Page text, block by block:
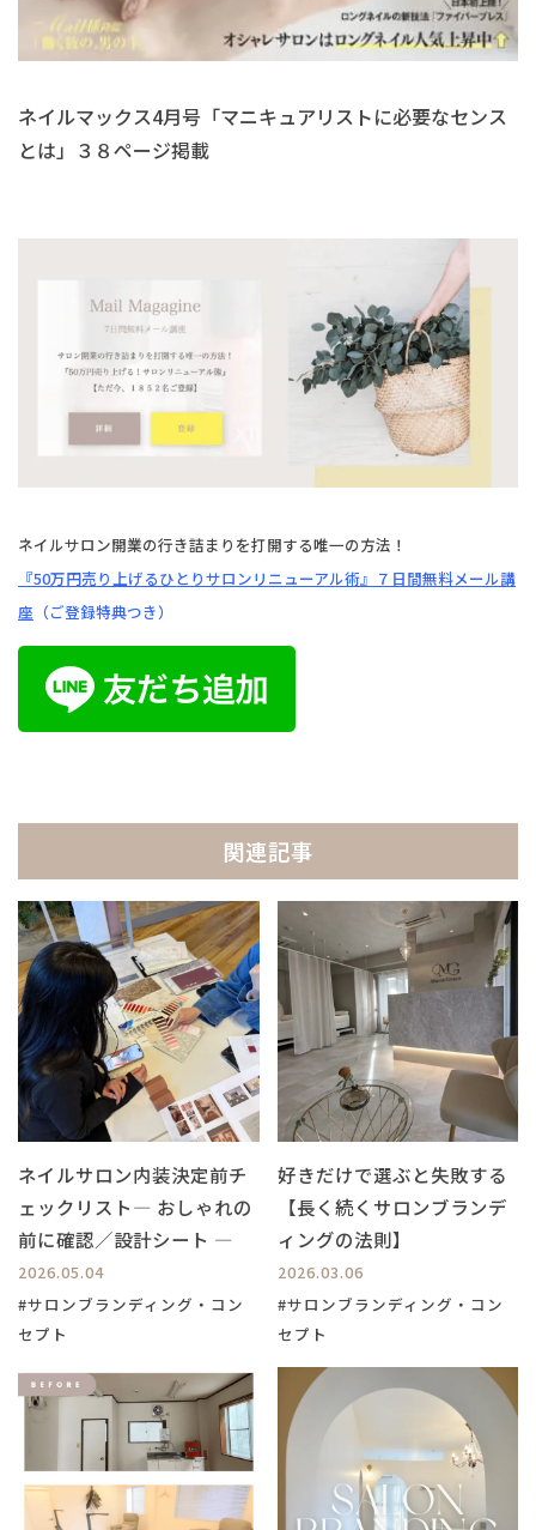
ネイルマックス4月号「マニキュアリストに必要なセンス
とは」３８ページ掲載
ネイルサロン開業の行き詰まりを打開する唯一の方法！
『50万円売り上げるひとりサロンリニューアル術』 ７日間無料メール講
座 （ご登録特典つき）
関連記事
ネイルサロン内装決定前チ
ェックリスト― おしゃれの
前に確認／設計シート ―
2026.05.04
#サロンブランディング・コン
セプト
好きだけで選ぶと失敗する
【長く続くサロンブランデ
ィングの法則】
2026.03.06
#サロンブランディング・コン
セプト